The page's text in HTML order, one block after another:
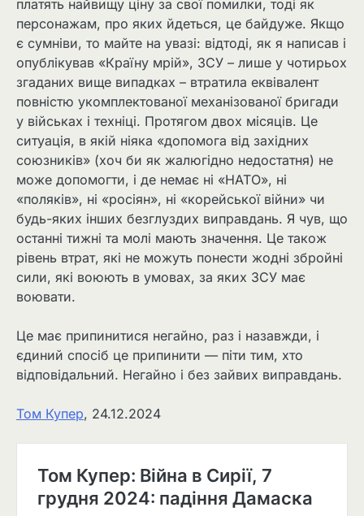
платять найвищу ціну за свої помилки, тоді як
персонажам, про яких йдеться, це байдуже. Якщо
є сумніви, то майте на увазі: відтоді, як я написав і
опублікував «Країну мрій», ЗСУ – лише у чотирьох
згаданих вище випадках – втратила еквівалент
повністю укомплектованої механізованої бригади
у військах і техніці. Протягом двох місяців. Це
ситуація, в якій ніяка «допомога від західних
союзників» (хоч би як жалюгідно недостатня) не
може допомогти, і де немає ні «НАТО», ні
«поляків», ні «росіян», ні «корейської війни» чи
будь-яких інших безглуздих виправдань. Я чув, що
останні тижні та молі мають значення. Це також
рівень втрат, які не можуть понести жодні збройні
сили, які воюють в умовах, за яких ЗСУ має
воювати.
Це має припинитися негайно, раз і назавжди, і
єдиний спосіб це припинити — піти тим, хто
відповідальний. Негайно і без зайвих виправдань.
Том Купер, 24.12.2024